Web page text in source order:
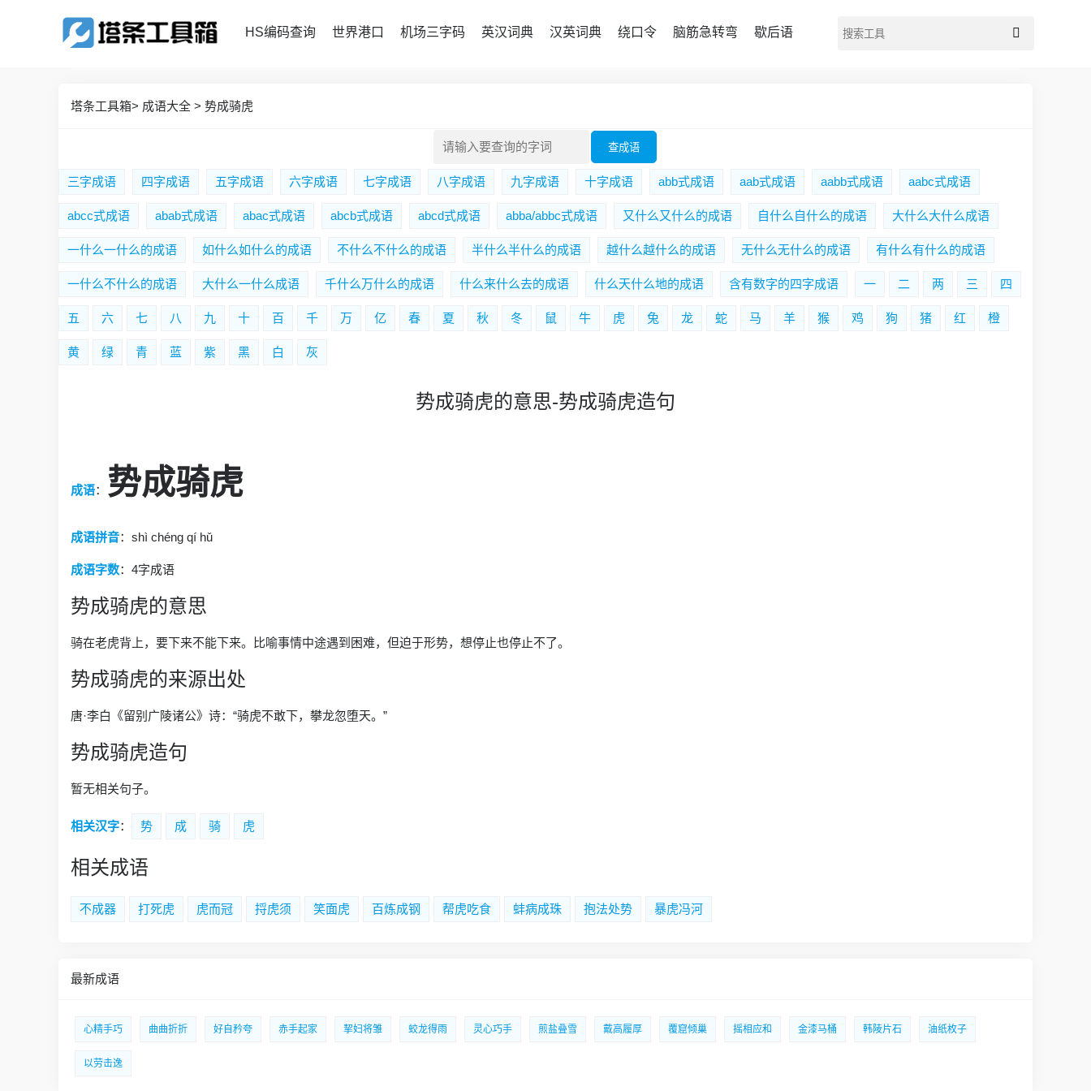
HS编码查询 世界港口 机场三字码 英汉词典 汉英词典 绕口令 脑筋急转弯 歇后语
塔条工具箱> 成语大全 > 势成骑虎
三字成语 四字成语 五字成语 六字成语 七字成语 八字成语 九字成语 十字成语 abb式成语 aab式成语 aabb式成语 aabc式成语
abcc式成语 abab式成语 abac式成语 abcb式成语 abcd式成语 abba/abbc式成语 又什么又什么的成语 自什么自什么的成语 大什么大什么成语
一什么一什么的成语 如什么如什么的成语 不什么不什么的成语 半什么半什么的成语 越什么越什么的成语 无什么无什么的成语 有什么有什么的成语
一什么不什么的成语 大什么一什么成语 千什么万什么的成语 什么来什么去的成语 什么天什么地的成语 含有数字的四字成语 一 二 两 三 四
五 六 七 八 九 十 百 千 万 亿 春 夏 秋 冬 鼠 牛 虎 兔 龙 蛇 马 羊 猴 鸡 狗 猪 红 橙
黄 绿 青 蓝 紫 黑 白 灰
势成骑虎的意思-势成骑虎造句
成语： 势成骑虎
成语拼音：shì chéng qí hǔ
成语字数： 4字成语
势成骑虎的意思
骑在老虎背上，要下来不能下来。比喻事情中途遇到困难，但迫于形势，想停止也停止不了。
势成骑虎的来源出处
唐·李白《留别广陵诸公》诗：“骑虎不敢下，攀龙忽堕天。”
势成骑虎造句
暂无相关句子。
相关汉字： 势 成 骑 虎
相关成语
不成器 打死虎 虎而冠 捋虎须 笑面虎 百炼成钢 帮虎吃食 蚌病成珠 抱法处势 暴虎冯河
最新成语
心精手巧 曲曲折折 好自矜夸 赤手起家 挈妇将雏 蛟龙得雨 灵心巧手 煎盐叠雪 戴高履厚 覆窟倾巢 摇相应和 金漆马桶 韩陵片石 油纸枚子
以劳击逸